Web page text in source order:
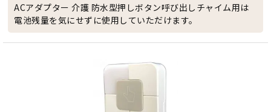
ACアダプター 介護 防水型押しボタン呼び出しチャイム用は
電池残量を気にせずに使用していただけます。